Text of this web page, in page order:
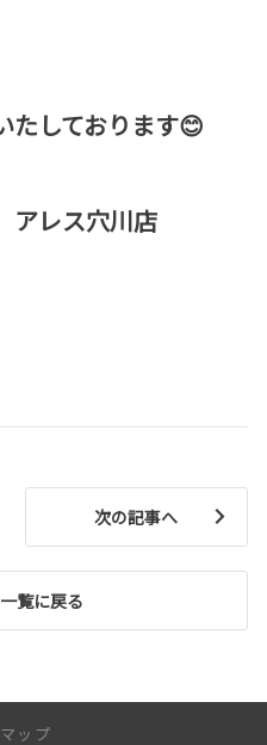
たしております😊
アレス穴川店
覧に戻る
次の記事へ
ップ